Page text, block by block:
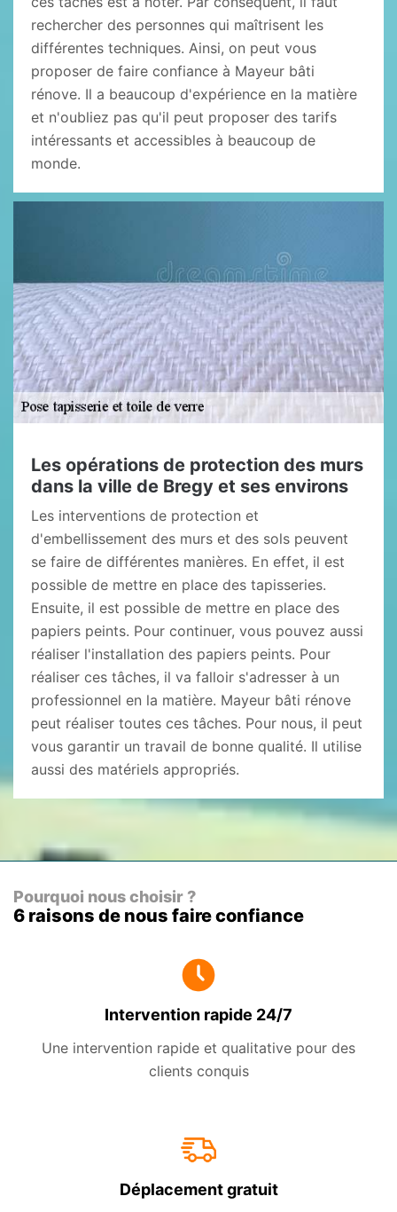
rechercher des personnes qui maîtrisent les
différentes techniques. Ainsi, on peut vous
proposer de faire confiance à Mayeur bâti
rénove. Il a beaucoup d'expérience en la matière
et n'oubliez pas qu'il peut proposer des tarifs
intéressants et accessibles à beaucoup de
monde.
Les opérations de protection des murs
dans la ville de Bregy et ses environs
Les interventions de protection et
d'embellissement des murs et des sols peuvent
se faire de différentes manières. En effet, il est
possible de mettre en place des tapisseries.
Ensuite, il est possible de mettre en place des
papiers peints. Pour continuer, vous pouvez aussi
réaliser l'installation des papiers peints. Pour
réaliser ces tâches, il va falloir s'adresser à un
professionnel en la matière. Mayeur bâti rénove
peut réaliser toutes ces tâches. Pour nous, il peut
vous garantir un travail de bonne qualité. Il utilise
aussi des matériels appropriés.
Pourquoi nous choisir ?
6 raisons de nous faire confiance
Intervention rapide 24/7
Une intervention rapide et qualitative pour des
clients conquis
Déplacement gratuit